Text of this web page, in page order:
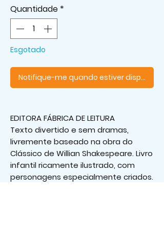
Quantidade *
Esgotado
Notifique-me quando estiver disponível
EDITORA FÁBRICA DE LEITURA
Texto divertido e sem dramas,
livremente baseado na obra do
Clássico de Willian Shakespeare. Livro
infantil ricamente ilustrado, com
personagens especialmente criados.